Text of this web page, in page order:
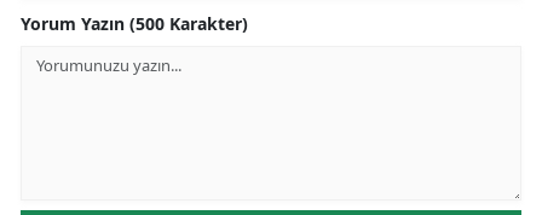
Yorum Yazın (500 Karakter)